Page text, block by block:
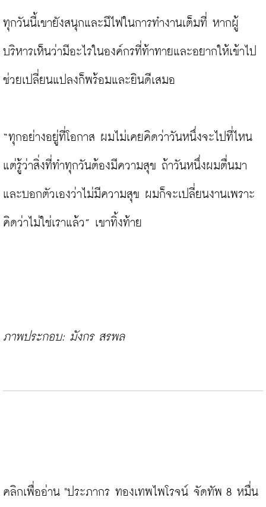
ทุกวันนี้เขายังสนุกและมีไฟในการทำงานเต็มที่ หากผู้
บริหารเห็นว่ามีอะไรในองค์กรที่ท้าทายและอยากให้เข้าไป
ช่วยเปลี่ยนแปลงก็พร้อมและยินดีเสมอ
“ทุกอย่างอยู่ที่โอกาส ผมไม่เคยคิดว่าวันหนึ่งจะไปที่ไหน
แต่รู้ว่าสิ่งที่ทำทุกวันต้องมีความสุข ถ้าวันหนึ่งผมตื่นมา
และบอกตัวเองว่าไม่มีความสุข ผมก็จะเปลี่ยนงานเพราะ
คิดว่าไม่ใช่เราแล้ว” เขาทิ้งท้าย
ภาพประกอบ: มังกร สรพล
คลิกเพื่ออ่าน "ประภากร ทองเทพไพโรจน์ จัดทัพ 8 หมื่น